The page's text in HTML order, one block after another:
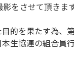
をさせて頂き
的を果たす為、
生協連の組合員